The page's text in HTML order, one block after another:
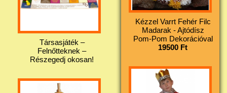
Társasjáték –
Felnőtteknek –
Részegedj okosan!
Kézzel Varrt Fehér Filc
Madarak - Ajtódísz
Pom-Pom Dekorációval
19500 Ft